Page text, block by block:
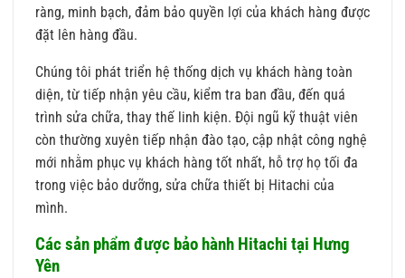
ràng, minh bạch, đảm bảo quyền lợi của khách hàng được
đặt lên hàng đầu.
Chúng tôi phát triển hệ thống dịch vụ khách hàng toàn
diện, từ tiếp nhận yêu cầu, kiểm tra ban đầu, đến quá
trình sửa chữa, thay thế linh kiện. Đội ngũ kỹ thuật viên
còn thường xuyên tiếp nhận đào tạo, cập nhật công nghệ
mới nhằm phục vụ khách hàng tốt nhất, hỗ trợ họ tối đa
trong việc bảo dưỡng, sửa chữa thiết bị Hitachi của
mình.
Các sản phẩm được bảo hành Hitachi tại Hưng
Yên